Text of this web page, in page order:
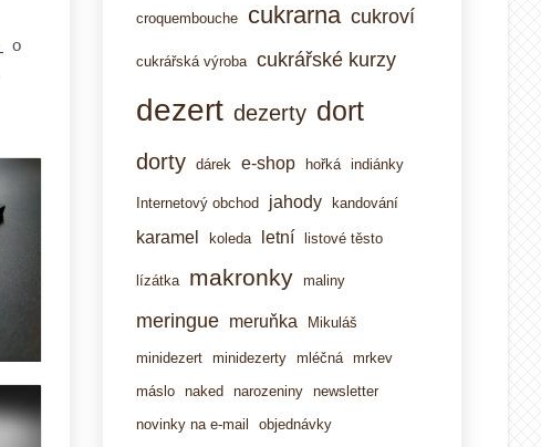
o
croquembouche cukrarna cukroví
cukrářská výroba cukrářské kurzy
dezert dezerty dort
dorty dárek e-shop hořká indiánky
Internetový obchod jahody kandování
karamel koleda letní listové těsto
lízátka makronky maliny
meringue meruňka Mikuláš
minidezert minidezerty mléčná mrkev
máslo naked narozeniny newsletter
novinky na e-mail
objednávky